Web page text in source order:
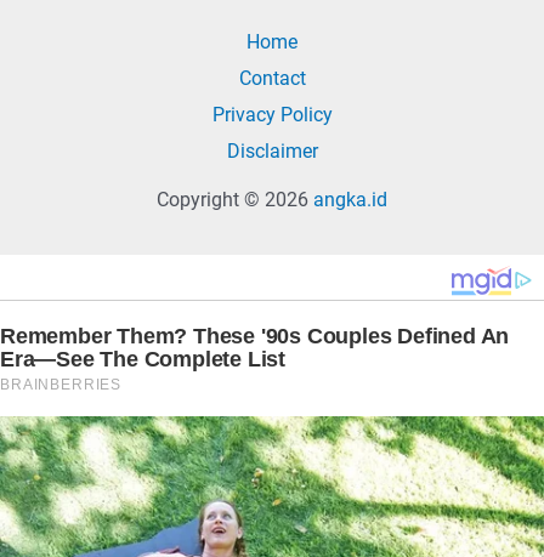
Home
Contact
Privacy Policy
Disclaimer
Copyright © 2026 angka.id